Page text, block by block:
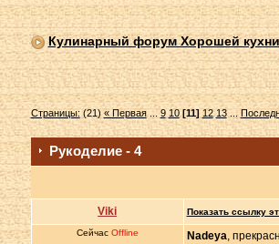
Кулинарный форум Хорошей кухни
Страницы:(21)« Первая...9 10 [11] 12 13...
Рукоделие - 4
Viki Показать ссылку
Сейчас Offline Nadeya,